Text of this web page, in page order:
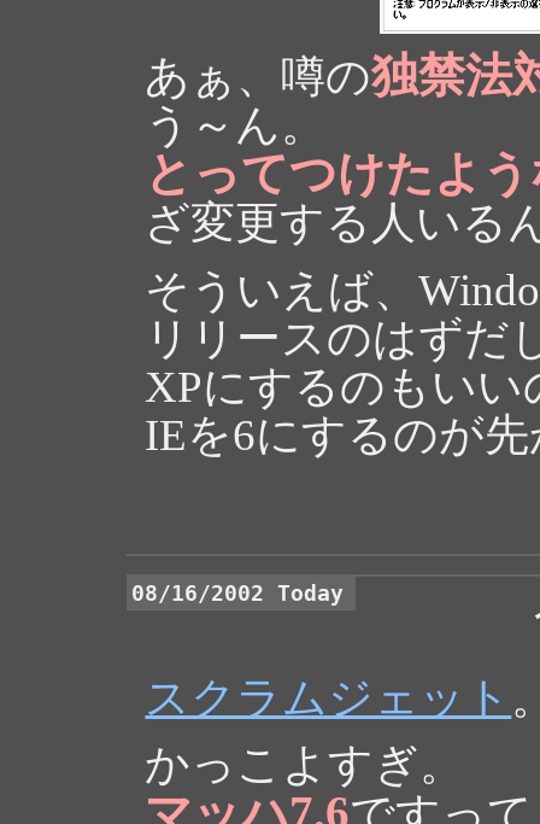
あぁ、噂の独禁法
う～ん。
とってつけたよ
ざ変更する人いる
そういえば、
リリースのはずだ
XPにするのもいい
IEを6にするのが
08/16/2002 Today
スクラムジェット
かっこよすぎ。
マッハ7.6ですっ